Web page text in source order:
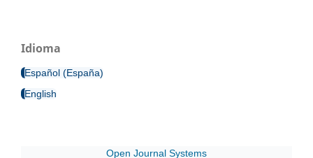
Idioma
Español (España)
English
Open Journal Systems